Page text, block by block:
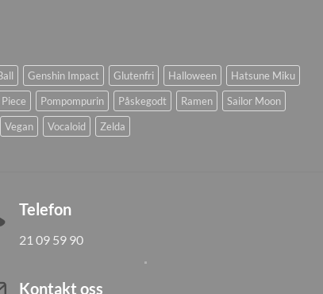
Genshin Impact Glutenfri Halloween
Hatsune Miku
Pompompurin Påskegodt Ramen
Sailor Moon
Vegan Vocaloid Zelda
Telefon
21 09 59 90
Kontakt oss